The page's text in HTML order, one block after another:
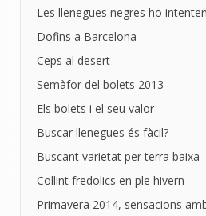
Les llenegues negres ho
Dofins a Barcelona
Ceps al desert
Semàfor del bolets 2013
Els bolets i el seu valor
Buscar llenegues és fàcil?
Buscant varietat per terra baixa
Collint fredolics en ple hivern
Primavera 2014, sensacions